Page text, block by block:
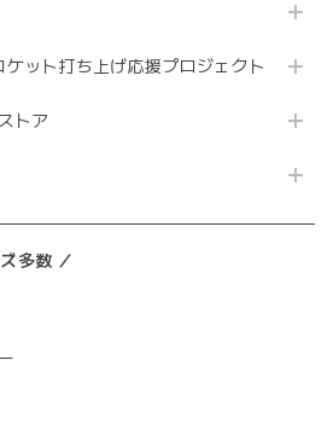
ット打ち上げ応援プロジェクト
トア
多数 ／